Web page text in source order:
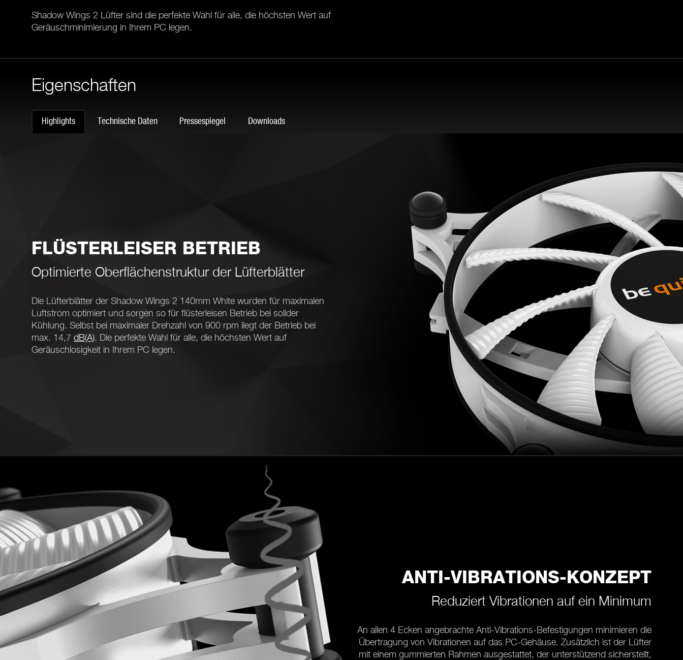
Shadow Wings 2 Lüfter sind die perfekte Wahl für alle, die höchsten Wert auf
Geräuschminimierung in Ihrem PC legen.
Eigenschaften
Highlights Technische Daten Pressespiegel Downloads
FLÜSTERLEISER BETRIEB
Optimierte Oberflächenstruktur der Lüfterblätter
Die Lüfterblätter der Shadow Wings 2 140mm White wurden für maximalen
Luftstrom optimiert und sorgen so für flüsterleisen Betrieb bei solider
Kühlung. Selbst bei maximaler Drehzahl von 900 rpm liegt der Betrieb bei
max. 14,7 dB(A). Die perfekte Wahl für alle, die höchsten Wert auf
Geräuschlosigkeit in Ihrem PC legen.
ANTI-VIBRATIONS-KONZEPT
Reduziert Vibrationen auf ein Minimum
An allen 4 Ecken angebrachte Anti-Vibrations-Befestigungen minimieren die
Übertragung von Vibrationen auf das PC-Gehäuse. Zusätzlich ist der Lüfter
mit einem gummierten Rahmen ausgestattet, der unterstützend sicherstellt,